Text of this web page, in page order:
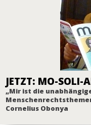
JETZT: MO-SOLI-
„Mir ist die
Cornelius Obonya